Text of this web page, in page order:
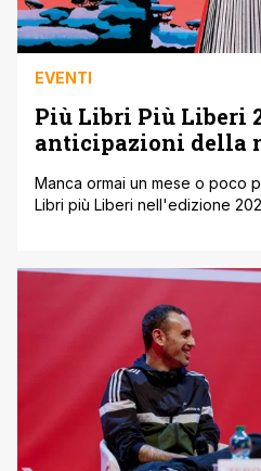
EVENTI
Più Libri Più Liberi
anticipazioni della
Manca ormai un mese o poco
Libri più Liberi nell'edizione
Italiana Editori (AIE), si terrà
sempre questa
La Nuvola dell’Eur. Come ogni [']